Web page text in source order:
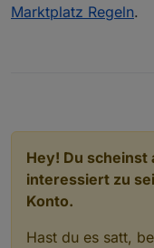
Marktplatz Regeln.
Hey! Du scheinst
interessiert zu
Konto.
Hast du es satt,